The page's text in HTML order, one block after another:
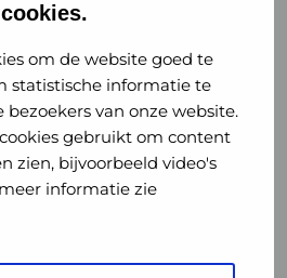
cookies.
om de website goed te
statistische informatie te
bezoekers van onze website.
gebruikt om content
zien, bijvoorbeeld video's
informatie zie
media